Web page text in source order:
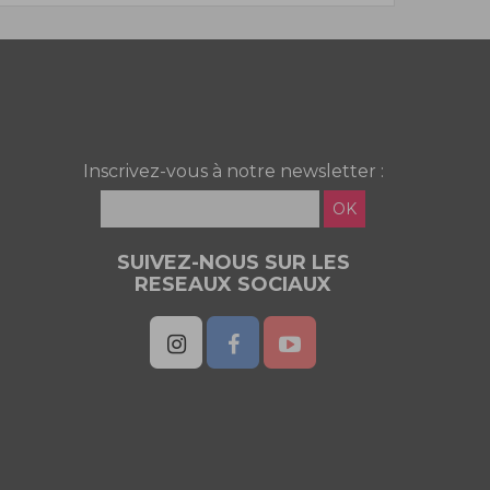
Inscrivez-vous à notre newsletter :
OK
SUIVEZ-NOUS SUR LES
RESEAUX SOCIAUX